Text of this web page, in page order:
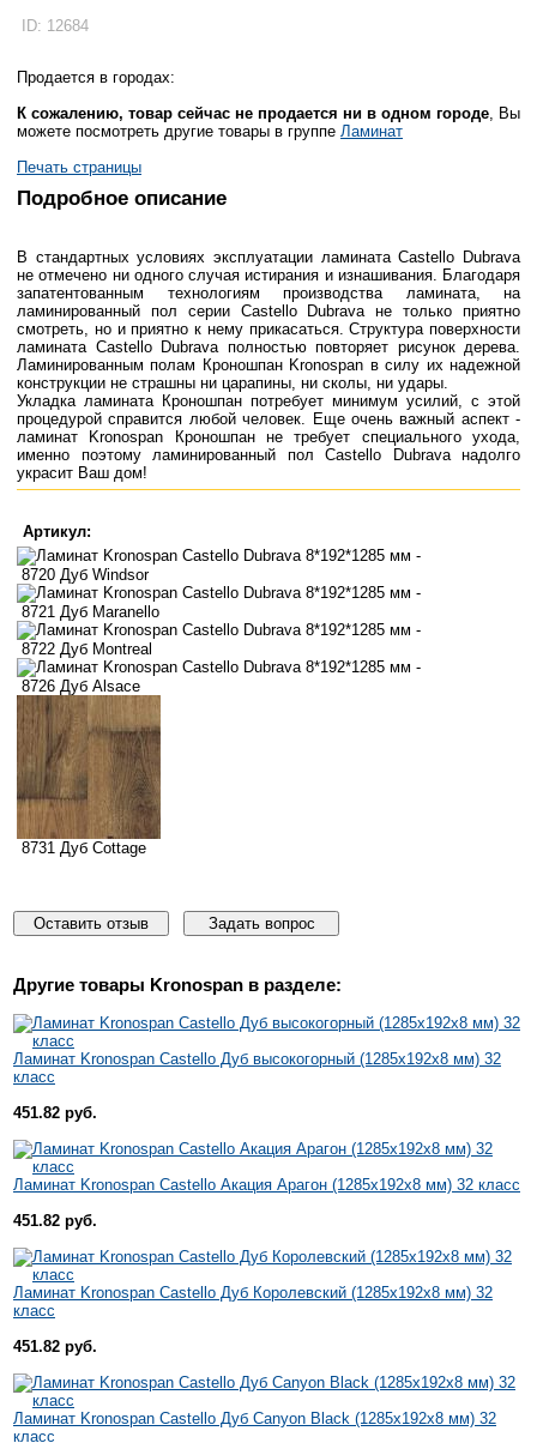
ID: 12684
Продается в городах:
К сожалению, товар сейчас не продается ни в одном городе, Вы
можете посмотреть другие товары в группе Ламинат
Печать страницы
Подробное описание
В стандартных условиях эксплуатации ламината Castello Dubrava
не отмечено ни одного случая истирания и изнашивания. Благодаря
запатентованным технологиям производства ламината, на
ламинированный пол серии Castello Dubrava не только приятно
смотреть, но и приятно к нему прикасаться. Структура поверхности
ламината Castello Dubrava полностью повторяет рисунок дерева.
Ламинированным полам Кроношпан Kronospan в силу их надежной
конструкции не страшны ни царапины, ни сколы, ни удары.
Укладка ламината Кроношпан потребует минимум усилий, с этой
процедурой справится любой человек. Еще очень важный аспект -
ламинат Kronospan Кроношпан не требует специального ухода,
именно поэтому ламинированный пол Castello Dubrava надолго
украсит Ваш дом!
Артикул:
8720 Дуб Windsor
8721 Дуб Maranello
8722 Дуб Montreal
8726 Дуб Alsace
8731 Дуб Cottage
Оставить отзыв Задать вопрос
Другие товары Kronospan в разделе:
Ламинат Kronospan Castello Дуб высокогорный (1285x192x8 мм) 32
класс
451.82 руб.
Ламинат Kronospan Castello Акация Арагон (1285x192x8 мм) 32 класс
451.82 руб.
Ламинат Kronospan Castello Дуб Королевский (1285x192x8 мм) 32
класс
451.82 руб.
Ламинат Kronospan Castello Дуб Canyon Black (1285x192x8 мм) 32
класс